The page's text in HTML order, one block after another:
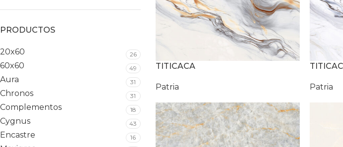
PRODUCTOS
20x60 26
60x60 49
Aura 31
Chronos 31
Complementos 18
Cygnus 43
Encastre 16
TITICACA
Patria Patria